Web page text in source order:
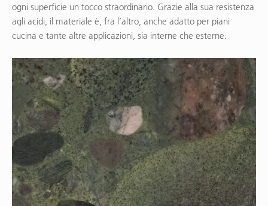
ogni superficie un tocco straordinario. Grazie alla sua resistenza
agli acidi, il materiale è, fra l’altro, anche adatto per piani
cucina e tante altre applicazioni, sia interne che esterne.